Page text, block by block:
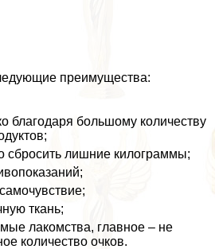
преимущества:
благодаря большому количеству
сбросить лишние килограммы;
ткань;
лакомства, главное – не
количество очков.